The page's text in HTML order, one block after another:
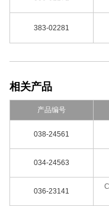
383-02281
相关产品
产品编号
038-24561
034-24563
036-23141